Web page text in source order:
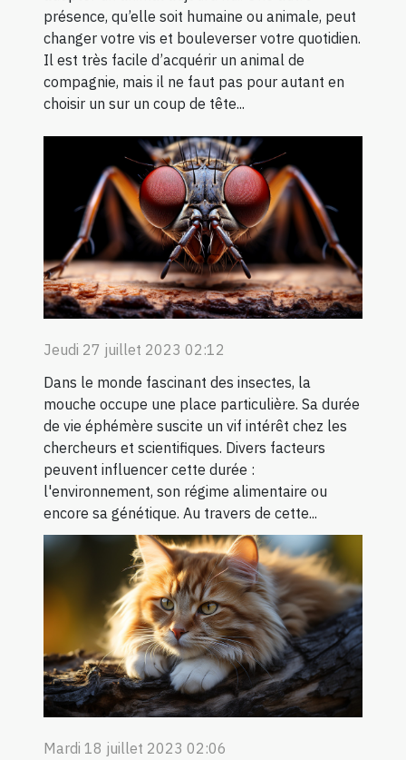
présence, qu’elle soit humaine ou animale, peut
changer votre vis et bouleverser votre quotidien.
Il est très facile d’acquérir un animal de
compagnie, mais il ne faut pas pour autant en
choisir un sur un coup de tête...
Jeudi 27 juillet 2023 02:12
Dans le monde fascinant des insectes, la
mouche occupe une place particulière. Sa durée
de vie éphémère suscite un vif intérêt chez les
chercheurs et scientifiques. Divers facteurs
peuvent influencer cette durée :
l'environnement, son régime alimentaire ou
encore sa génétique. Au travers de cette...
Mardi 18 juillet 2023 02:06